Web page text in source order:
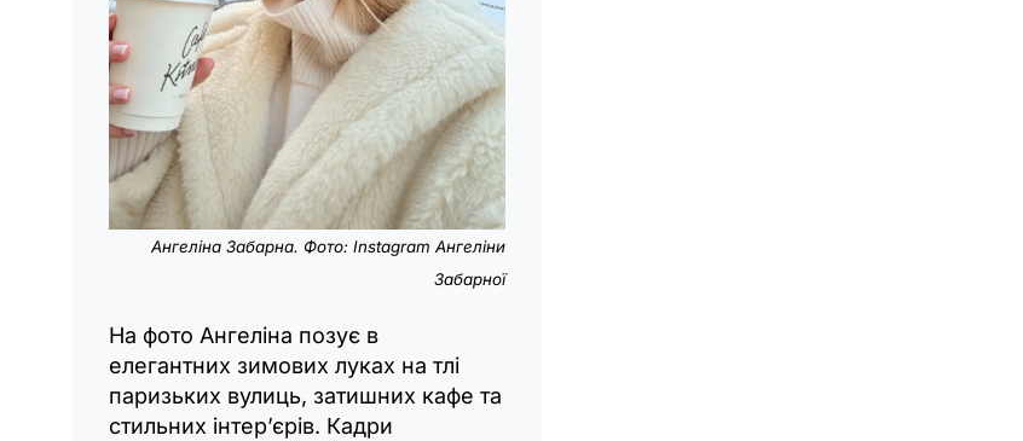
Ангеліна Забарна. Фото: Instagram Ангеліни
Забарної
На фото Ангеліна позує в
елегантних зимових луках на тлі
паризьких вулиць, затишних кафе та
стильних інтер’єрів. Кадри